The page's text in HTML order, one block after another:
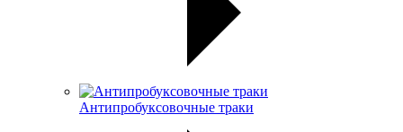
Антипробуксовочные траки